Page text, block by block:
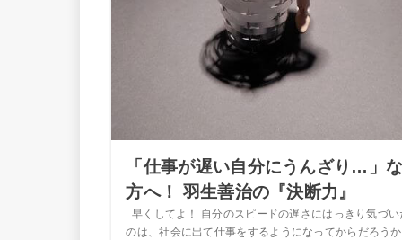
「仕事が遅い自分にうんざり…」
方へ！ 羽生善治の『決断力』
早くしてよ！ 自分のスピードの遅さにはっきり気づい
のは、社会に出て仕事をするようになってからだろう